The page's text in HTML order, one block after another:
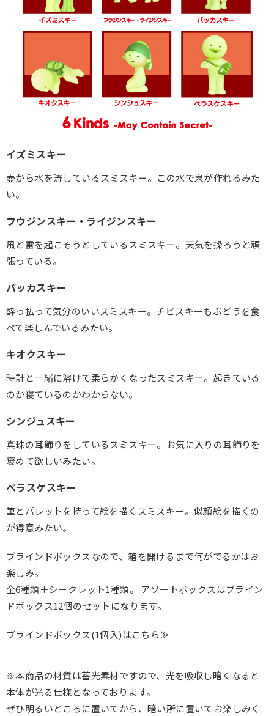
イズミスキー
壺から水を流しているスミスキー。この水で泉が作れるみた
い。
フウジンスキー・ライジンスキー
風と雷を起こそうとしているスミスキー。天気を操ろうと頑
張っている。
バッカスキー
酔っ払って気分のいいスミスキー。チビスキーもぶどうを食
べて楽しんでいるみたい。
キオクスキー
時計と一緒に溶けて柔らかくなったスミスキー。起きている
のか寝ているのかわからない。
シンジュスキー
真珠の耳飾りをしているスミスキー。お気に入りの耳飾りを
褒めて欲しいみたい。
ベラスケスキー
筆とパレットを持って絵を描くスミスキー。似顔絵を描くの
が得意みたい。
ブラインドボックスなので、箱を開けるまで何がでるかはお
楽しみ。
全6種類＋シークレット1種類。
アソートボックスはブライン
ドボックス12個のセットになります。
ブラインドボックス(1個入)はこちら≫
※本商品の材質は蓄光素材ですので、光を吸収し暗くなると
本体が光る仕様となっております。
ぜひ明るいところに置いてから、暗い所に置いてお楽しみく